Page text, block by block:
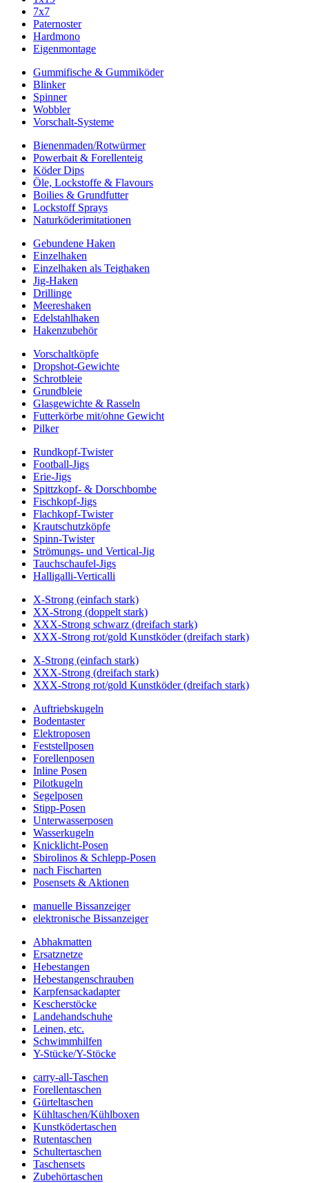
7x7
Paternoster
Hardmono
Eigenmontage
Gummifische & Gummiköder
Blinker
Spinner
Wobbler
Vorschalt-Systeme
Bienenmaden/Rotwürmer
Powerbait & Forellenteig
Köder Dips
Öle, Lockstoffe & Flavours
Boilies & Grundfutter
Lockstoff Sprays
Naturköderimitationen
Gebundene Haken
Einzelhaken
Einzelhaken als Teighaken
Jig-Haken
Drillinge
Meereshaken
Edelstahlhaken
Hakenzubehör
Vorschaltköpfe
Dropshot-Gewichte
Schrotbleie
Grundbleie
Glasgewichte & Rasseln
Futterkörbe mit/ohne Gewicht
Pilker
Rundkopf-Twister
Football-Jigs
Erie-Jigs
Spittzkopf- & Dorschbombe
Fischkopf-Jigs
Flachkopf-Twister
Krautschutzköpfe
Spinn-Twister
Strömungs- und Vertical-Jig
Tauchschaufel-Jigs
Halligalli-Verticalli
X-Strong (einfach stark)
XX-Strong (doppelt stark)
XXX-Strong schwarz (dreifach stark)
XXX-Strong rot/gold Kunstköder (dreifach stark)
X-Strong (einfach stark)
XXX-Strong (dreifach stark)
XXX-Strong rot/gold Kunstköder (dreifach stark)
Auftriebskugeln
Bodentaster
Elektroposen
Feststellposen
Forellenposen
Inline Posen
Pilotkugeln
Segelposen
Stipp-Posen
Unterwasserposen
Wasserkugeln
Knicklicht-Posen
Sbirolinos & Schlepp-Posen
nach Fischarten
Posensets & Aktionen
manuelle Bissanzeiger
elektronische Bissanzeiger
Abhakmatten
Ersatznetze
Hebestangen
Hebestangenschrauben
Karpfensackadapter
Kescherstöcke
Landehandschuhe
Leinen, etc.
Schwimmhilfen
Y-Stücke/Y-Stöcke
carry-all-Taschen
Forellentaschen
Gürteltaschen
Kühltaschen/Kühlboxen
Kunstködertaschen
Rutentaschen
Schultertaschen
Taschensets
Zubehörtaschen